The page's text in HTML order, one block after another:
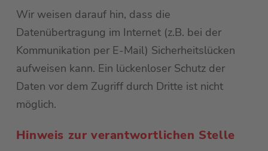
Wir weisen darauf hin, dass die
Datenübertragung im Internet (z.B. bei der
Kommunikation per E-Mail) Sicherheitslücken
aufweisen kann. Ein lückenloser Schutz der
Daten vor dem Zugriff durch Dritte ist nicht
möglich.
Hinweis zur verantwortlichen Stelle